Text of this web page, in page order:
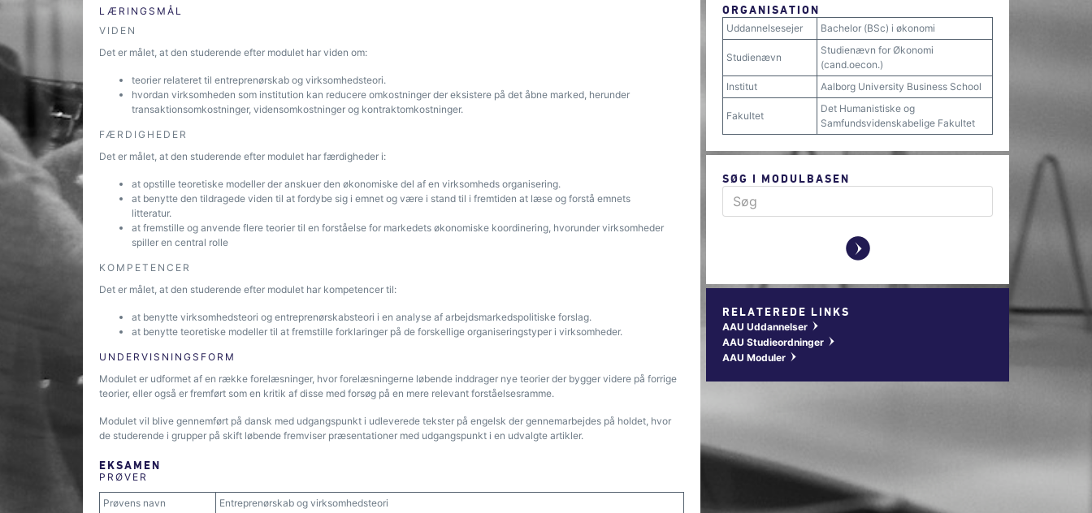
LÆRINGSMÅL
VIDEN
Det er målet, at den studerende efter modulet har viden om:
teorier relateret til entreprenørskab og virksomhedsteori.
hvordan virksomheden som institution kan reducere omkostninger der eksistere på det åbne marked, herunder
transaktionsomkostninger, vidensomkostninger og kontraktomkostninger.
FÆRDIGHEDER
Det er målet, at den studerende efter modulet har færdigheder i:
at opstille teoretiske modeller der anskuer den økonomiske del af en virksomheds organisering.
at benytte den tildragede viden til at fordybe sig i emnet og være i stand til i fremtiden at læse og forstå emnets
litteratur.
at fremstille og anvende flere teorier til en forståelse for markedets økonomiske koordinering, hvorunder virksomheder
spiller en central rolle
KOMPETENCER
Det er målet, at den studerende efter modulet har kompetencer til:
at benytte virksomhedsteori og entreprenørskabsteori i en analyse af arbejdsmarkedspolitiske forslag.
at benytte teoretiske modeller til at fremstille forklaringer på de forskellige organiseringstyper i virksomheder.
UNDERVISNINGSFORM
Modulet er udformet af en række forelæsninger, hvor forelæsningerne løbende inddrager nye teorier der bygger videre på forrige
teorier, eller også er fremført som en kritik af disse med forsøg på en mere relevant forståelsesramme.
Modulet vil blive gennemført på dansk med udgangspunkt i udleverede tekster på engelsk der gennemarbejdes på holdet, hvor
de studerende i grupper på skift løbende fremviser præsentationer med udgangspunkt i en udvalgte artikler.
EKSAMEN
PRØVER
Prøvens navn Entreprenørskab og virksomhedsteori
ORGANISATION
Uddannelsesejer Bachelor (BSc) i økonomi
Studienævn
Studienævn for Økonomi
(cand.oecon.)
Institut
Aalborg University Business School
Fakultet
Det Humanistiske og
Samfundsvidenskabelige Fakultet
SØG I MODULBASEN
y
RELATEREDE LINKS
AAU Uddannelser w
AAU Studieordninger w
AAU Moduler w